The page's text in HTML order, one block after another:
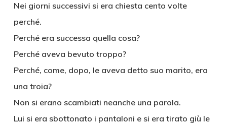
Nei giorni successivi si era chiesta cento volte
perché.
Perché era successa quella cosa?
Perché aveva bevuto troppo?
Perché, come, dopo, le aveva detto suo marito, era
una troia?
Non si erano scambiati neanche una parola.
Lui si era sbottonato i pantaloni e si era tirato giù le